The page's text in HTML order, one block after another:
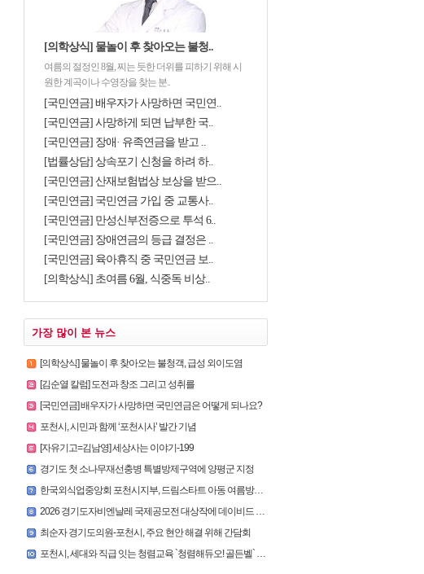
[의학상식] 물놀이 후 찾아오는 불청..
여름의 절정인 8월, 찌는 듯한 더위를 피하기 위해 시
원한 계곡이나 수영장을 찾는 분..
[국민연금] 배우자가 사망하면 국민연..
[국민연금] 사망하게 되면 납부한 국..
[국민연금] 장애· 유족연금을 받고 ..
[법률상담] 상속포기 신청을 하려 하..
[국민연금] 산재보험법상 보상을 받으..
[국민연금] 국민연금 가입 중 교통사..
[국민연금] 만성신부전증으로 투석 6..
[국민연금] 장애연금의 등급 결정은 ..
[국민연금] 육아휴직 중 국민연금 보..
[의학상식] 초여름 6월, 식중독 비상..
가장 많이 본 뉴스
[의학상식] 물놀이 후 찾아오는 불청객, 급성 외이도염
[김순열 칼럼] 도전과 창조 그리고 성취를
[국민연금] 배우자가 사망하면 국민연금은 어떻게 되나요?
포천시, 시민과 함께 ‘포천시사’ 발간 기념
[자유기고=김남영] 세상사는 이야기-199
경기도 첫 소나무재선충병 특별방제구역에 양평군 지정
한국외식업중앙회 포천시지부, 드림스타트 아동 여름방학 후원물품 전달
2026 경기도자비엔날레 국제공모전 대상작에 데이비드 라우어의 ‘펀치카드 하우스’ 선정
최순자 경기도의원-포천시, 주요 현안 해결 위해 간담회
포천시, 세대와 직급 잇는 청렴교육 `청렴해듀오! 골든벨` 개최